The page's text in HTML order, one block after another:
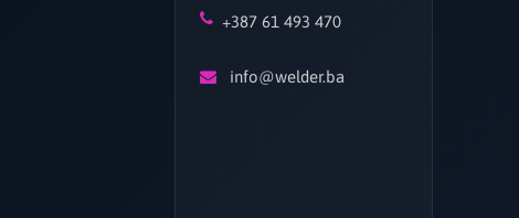
+387 61 493 470
info@welder.ba